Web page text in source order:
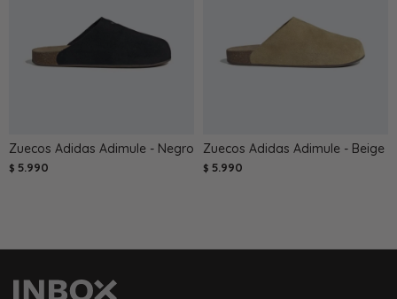
Zuecos Adidas Adimule - Negro
$ 5.990
Zuecos Adidas Adimule - Beige
$ 5.990